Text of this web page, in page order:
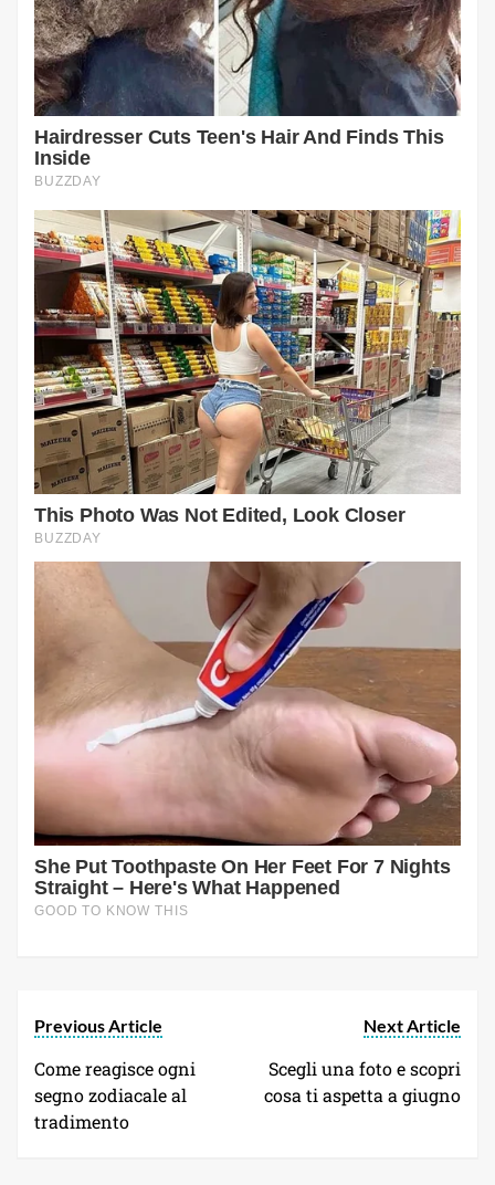
Previous Article
Come reagisce ogni
segno zodiacale al
tradimento
Next Article
Scegli una foto e scopri
cosa ti aspetta a giugno